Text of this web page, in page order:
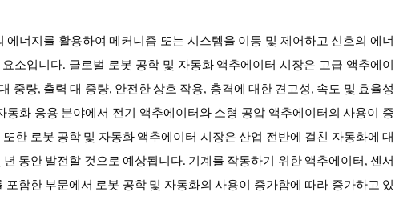
너지를 활용하여 메커니즘 또는 시스템을 이동 및 제어하고 신호의 에너
소입니다. 글로벌 로봇 공학 및 자동화 액추에이터 시장은 고급 액추에이
중량, 출력 대 중량, 안전한 상호 작용, 충격에 대한 견고성, 속도 및 효율성
화 응용 분야에서 전기 액추에이터와 소형 공압 액추에이터의 사용이 증
한 로봇 공학 및 자동화 액추에이터 시장은 산업 전반에 걸친 자동화에 대
동안 발전할 것으로 예상됩니다. 기계를 작동하기 위한 액추에이터, 센서
함한 부문에서 로봇 공학 및 자동화의 사용이 증가함에 따라 증가하고 있